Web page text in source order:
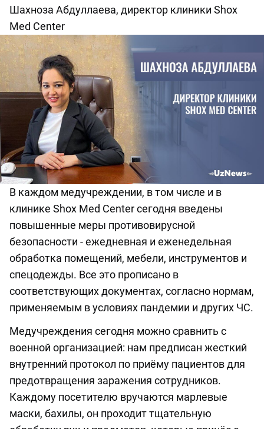
Шахноза Абдуллаева, директор клиники Shox
Med Center
В каждом медучреждении, в том числе и в
клинике Shox Med Center сегодня введены
повышенные меры противовирусной
безопасности - ежедневная и еженедельная
обработка помещений, мебели, инструментов и
спецодежды. Все это прописано в
соответствующих документах, согласно нормам,
применяемым в условиях пандемии и других ЧС.
Медучреждения сегодня можно сравнить с
военной организацией: нам предписан жесткий
внутренний протокол по приёму пациентов для
предотвращения заражения сотрудников.
Каждому посетителю вручаются марлевые
маски, бахилы, он проходит тщательную